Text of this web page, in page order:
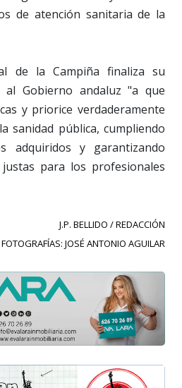
de atención sanitaria de la
de la Campiña finaliza su
al Gobierno andaluz "a que
y priorice verdaderamente
sanidad pública, cumpliendo
adquiridos y garantizando
para los profesionales
J.P. BELLIDO / REDACCIÓN
FOTOGRAFÍAS: JOSÉ ANTONIO AGUILAR